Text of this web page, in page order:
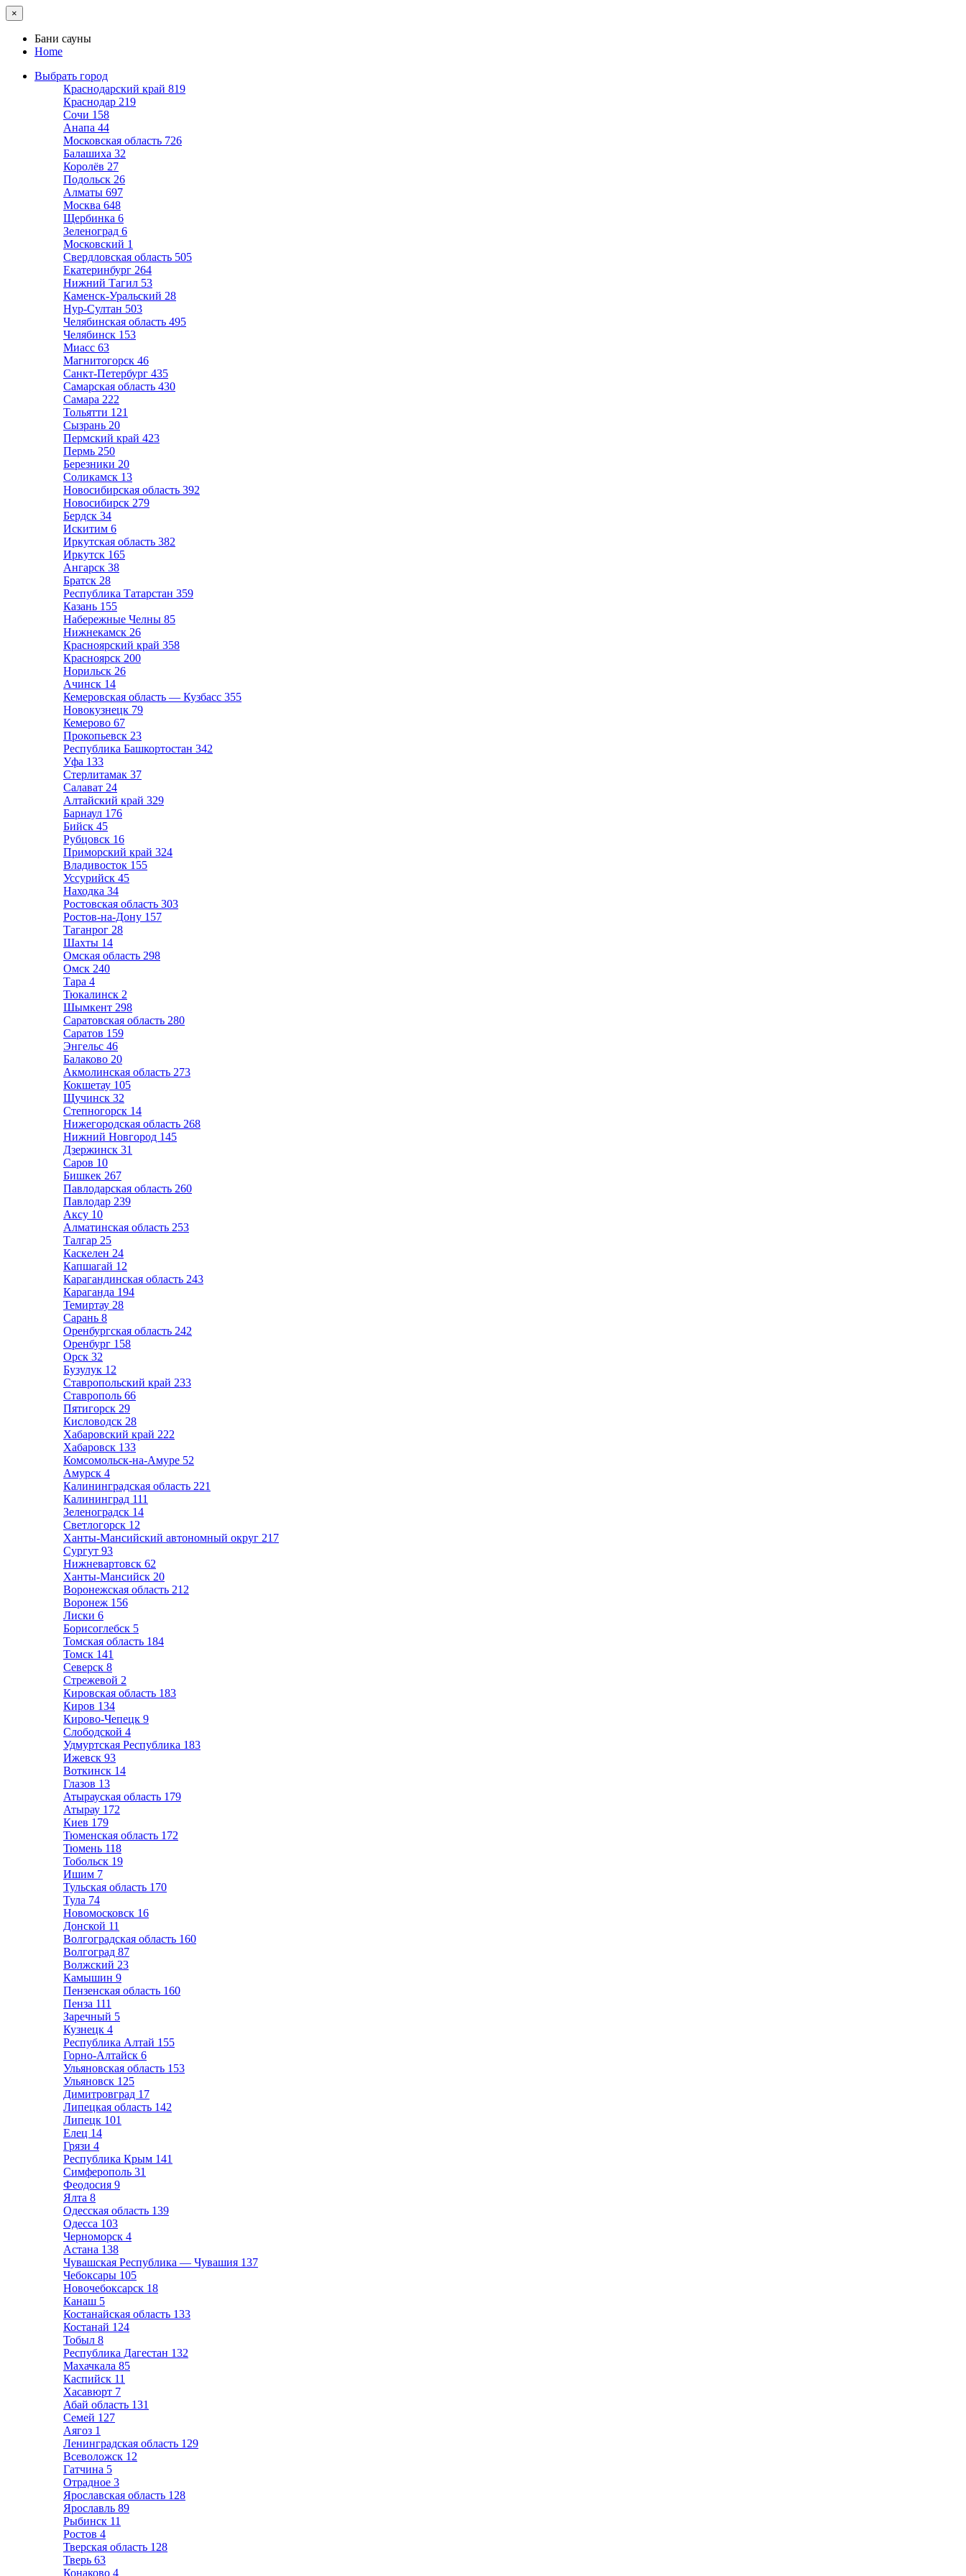
×
Бани сауны
Home
Выбрать город
Краснодарский край 819
Краснодар 219
Сочи 158
Анапа 44
Московская область 726
Балашиха 32
Королёв 27
Подольск 26
Алматы 697
Москва 648
Щербинка 6
Зеленоград 6
Московский 1
Свердловская область 505
Екатеринбург 264
Нижний Тагил 53
Каменск-Уральский 28
Нур-Султан 503
Челябинская область 495
Челябинск 153
Миасс 63
Магнитогорск 46
Санкт-Петербург 435
Самарская область 430
Самара 222
Тольятти 121
Сызрань 20
Пермский край 423
Пермь 250
Березники 20
Соликамск 13
Новосибирская область 392
Новосибирск 279
Бердск 34
Искитим 6
Иркутская область 382
Иркутск 165
Ангарск 38
Братск 28
Республика Татарстан 359
Казань 155
Набережные Челны 85
Нижнекамск 26
Красноярский край 358
Красноярск 200
Норильск 26
Ачинск 14
Кемеровская область — Кузбасс 355
Новокузнецк 79
Кемерово 67
Прокопьевск 23
Республика Башкортостан 342
Уфа 133
Стерлитамак 37
Салават 24
Алтайский край 329
Барнаул 176
Бийск 45
Рубцовск 16
Приморский край 324
Владивосток 155
Уссурийск 45
Находка 34
Ростовская область 303
Ростов-на-Дону 157
Таганрог 28
Шахты 14
Омская область 298
Омск 240
Тара 4
Тюкалинск 2
Шымкент 298
Саратовская область 280
Саратов 159
Энгельс 46
Балаково 20
Акмолинская область 273
Кокшетау 105
Щучинск 32
Степногорск 14
Нижегородская область 268
Нижний Новгород 145
Дзержинск 31
Саров 10
Бишкек 267
Павлодарская область 260
Павлодар 239
Аксу 10
Алматинская область 253
Талгар 25
Каскелен 24
Капшагай 12
Карагандинская область 243
Караганда 194
Темиртау 28
Сарань 8
Оренбургская область 242
Оренбург 158
Орск 32
Бузулук 12
Ставропольский край 233
Ставрополь 66
Пятигорск 29
Кисловодск 28
Хабаровский край 222
Хабаровск 133
Комсомольск-на-Амуре 52
Амурск 4
Калининградская область 221
Калининград 111
Зеленоградск 14
Светлогорск 12
Ханты-Мансийский автономный округ 217
Сургут 93
Нижневартовск 62
Ханты-Мансийск 20
Воронежская область 212
Воронеж 156
Лиски 6
Борисоглебск 5
Томская область 184
Томск 141
Северск 8
Стрежевой 2
Кировская область 183
Киров 134
Кирово-Чепецк 9
Слободской 4
Удмуртская Республика 183
Ижевск 93
Воткинск 14
Глазов 13
Атырауская область 179
Атырау 172
Киев 179
Тюменская область 172
Тюмень 118
Тобольск 19
Ишим 7
Тульская область 170
Тула 74
Новомосковск 16
Донской 11
Волгоградская область 160
Волгоград 87
Волжский 23
Камышин 9
Пензенская область 160
Пенза 111
Заречный 5
Кузнецк 4
Республика Алтай 155
Горно-Алтайск 6
Ульяновская область 153
Ульяновск 125
Димитровград 17
Липецкая область 142
Липецк 101
Елец 14
Грязи 4
Республика Крым 141
Симферополь 31
Феодосия 9
Ялта 8
Одесская область 139
Одесса 103
Черноморск 4
Астана 138
Чувашская Республика — Чувашия 137
Чебоксары 105
Новочебоксарск 18
Канаш 5
Костанайская область 133
Костанай 124
Тобыл 8
Республика Дагестан 132
Махачкала 85
Каспийск 11
Хасавюрт 7
Абай область 131
Семей 127
Аягоз 1
Ленинградская область 129
Всеволожск 12
Гатчина 5
Отрадное 3
Ярославская область 128
Ярославль 89
Рыбинск 11
Ростов 4
Тверская область 128
Тверь 63
Конаково 4